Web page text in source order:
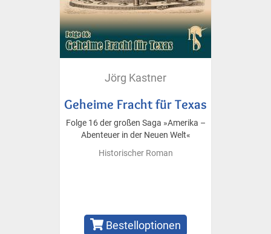
Jörg Kastner
Geheime Fracht für Texas
Folge 16 der großen Saga »Amerika –
Abenteuer in der Neuen Welt«
Historischer Roman
Bestelloptionen